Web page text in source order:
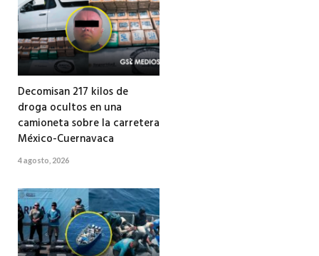
Decomisan 217 kilos de
droga ocultos en una
camioneta sobre la carretera
México-Cuernavaca
4 agosto, 2026